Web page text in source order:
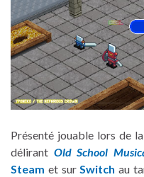
Présenté jouable lors de
délirant Old School
Steam et surSwitch au